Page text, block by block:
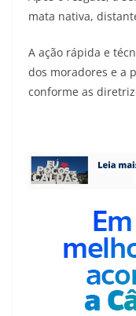
mata nativa,
A ação rápida e
dos moradores e a
conforme as